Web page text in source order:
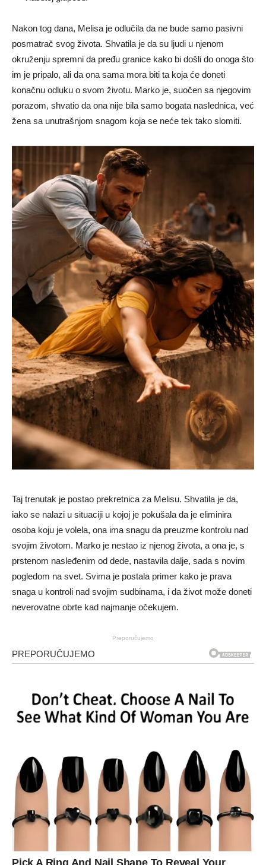
Nakon tog dana, Melisa je odlučila da ne bude samo pasivni
posmatrač svog života. Shvatila je da su ljudi u njenom
okruženju spremni da pređu granice kako bi došli do onoga što
im je pripalo, ali da ona sama mora biti ta koja će doneti
konačnu odluku o svom životu. Marko je, suočen sa njegovim
porazom, shvatio da ona nije bila samo bogata naslednica, već
žena sa unutrašnjom snagom koja se neće tek tako slomiti.
Taj trenutak je postao prekretnica za Melisu. Shvatila je da,
iako se nalazi u situaciji u kojoj je pokušala da je eliminira
osoba koju je volela, ona ima snagu da preuzme kontrolu nad
svojim životom. Marko je nestao iz njenog života, a ona je, s
prstenom nasleđenim od dede, nastavila dalje, sada s novim
pogledom na svet. Svima je postala primer kako je prava
snaga u kontroli nad svojim sudbinama, i da život može doneti
neverovatne obrte kad najmanje očekujem.
Preporučujemo